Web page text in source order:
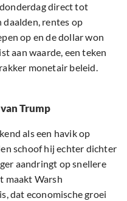
direct tot
daalden, rentes op
op en de dollar won
aan waarde, een teken
monetair beleid.
Trump
als een havik op
schoof hij echter dichter
aandringt op snellere
maakt Warsh
dat economische groei